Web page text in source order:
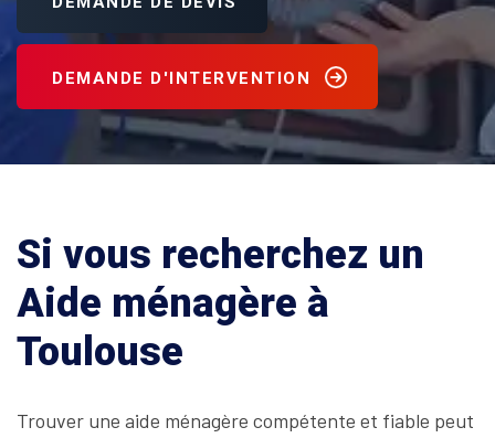
DEMANDE D'INTERVENTION
Si vous recherchez un
Aide ménagère à
Toulouse
Trouver une aide ménagère compétente et fiable peut